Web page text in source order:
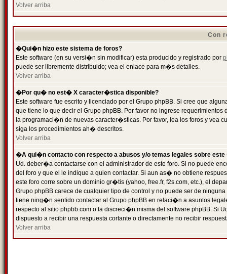
Volver arriba
Con
�Qui�n hizo este sistema de foros?
Este software (en su versi�n sin modificar) esta producido y registrado por
puede ser libremente distribuido; vea el enlace para m�s detalles.
Volver arriba
�Por qu� no est� X caracter�stica disponible?
Este software fue escrito y licenciado por el Grupo phpBB. Si cree que
que tiene lo que decir el Grupo phpBB. Por favor no ingrese
la programaci�n de nuevas caracter�sticas. Por favor, lea los foros y vea
siga los procedimientos ah� descritos.
Volver arriba
�A qui�n contacto con respecto a abusos y/o temas legales sobre este
Ud. deber�a contactarse con el administrador de este foro. Si no puede
del foro y que el le indique a quien contactar. Si aun as� no obtiene
este foro corre sobre un dominio gr�tis (yahoo, free.fr, f2s.com, etc.), el
Grupo phpBB carece de cualquier tipo de control y no puede ser de
tiene ning�n sentido contactar al Grupo phpBB en relaci�n a asuntos
respecto al sitio phpbb.com o la discreci�n misma del software phpBB. Si
dispuesto a recibir una respuesta cortante o directamente no recibir
Volver arriba